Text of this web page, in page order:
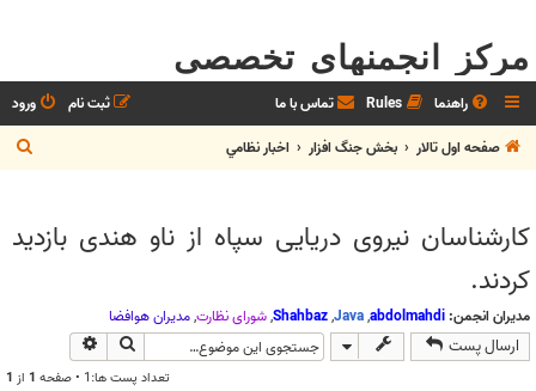
مرکز انجمنهای تخصصی
راهنما Rules تماس با ما ورود
ثبت نام
صفحه اول تالار
بخش جنگ افزار اخبار نظامي
س
کارشناسان نیروی دریایی سپاه از ناو هندی بازدید
کردند.
مدیران انجمن: abdolmahdi
,
Java
,
Shahbaz
,شوراي نظارت,مديران هوافضا
ارسال پست جستجو
تعداد پست ها:1 • صفحه 1 از 1